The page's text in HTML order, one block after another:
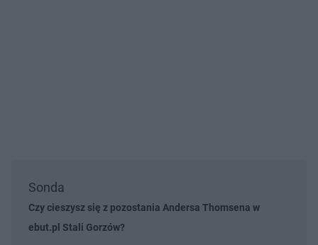
Sonda
Czy cieszysz się z pozostania Andersa Thomsena w
ebut.pl Stali Gorzów?